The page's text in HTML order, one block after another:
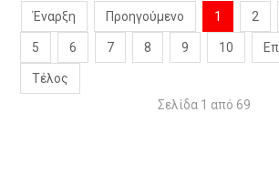
Έναρξη Προηγούμενο 1 2
5 6 7 8 9 10
Τέλος
Σελίδα 1 από 69